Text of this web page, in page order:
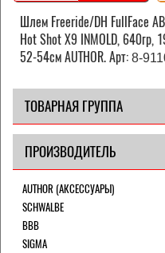
Шлем Freeride/DH FullFace
Hot Shot X9 INMOLD, 640гр,
52-54см AUTHOR. Арт: 8-
ТОВАРНАЯ ГРУППА
ПРОИЗВОДИТЕЛЬ
AUTHOR (АКСЕССУАРЫ)
SCHWALBE
BBB
SIGMA